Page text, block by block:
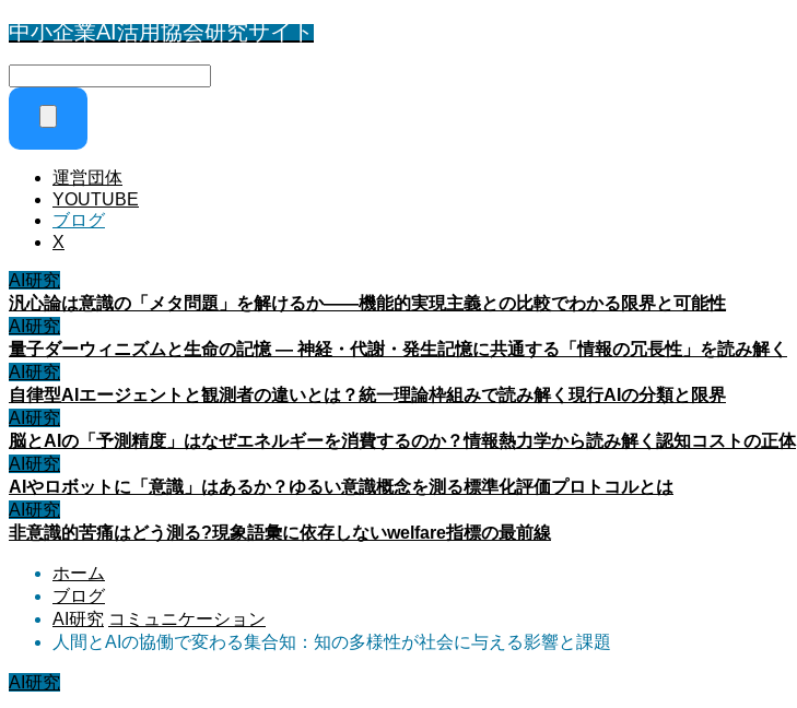
中小企業AI活用協会研究サイト
運営団体
YOUTUBE
ブログ
X
AI研究
汎心論は意識の「メタ問題」を解けるか——機能的実現主義との比較でわかる限界と可能性
AI研究
量子ダーウィニズムと生命の記憶 ― 神経・代謝・発生記憶に共通する「情報の冗長性」を読み解く
AI研究
自律型AIエージェントと観測者の違いとは？統一理論枠組みで読み解く現行AIの分類と限界
AI研究
脳とAIの「予測精度」はなぜエネルギーを消費するのか？情報熱力学から読み解く認知コストの正体
AI研究
AIやロボットに「意識」はあるか？ゆるい意識概念を測る標準化評価プロトコルとは
AI研究
非意識的苦痛はどう測る?現象語彙に依存しないwelfare指標の最前線
ホーム
ブログ
AI研究 コミュニケーション
人間とAIの協働で変わる集合知：知の多様性が社会に与える影響と課題
AI研究